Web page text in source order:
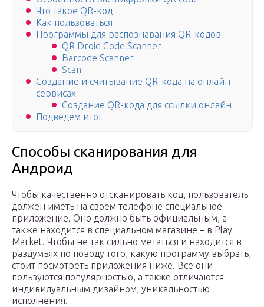
Что такое QR-код
Как пользоваться
Программы для распознавания QR-кодов
QR Droid Code Scanner
Barcode Scanner
Scan
Создание и считывание QR-кода на онлайн-
сервисах
Создание QR-кода для ссылки онлайн
Подведем итог
Способы сканирования для
Андроид
Чтобы качественно отсканировать код, пользователь
должен иметь на своем телефоне специальное
приложение. Оно должно быть официальным, а
также находится в специальном магазине – в Play
Market. Чтобы не так сильно метаться и находится в
раздумьях по поводу того, какую программу выбрать,
стоит посмотреть приложения ниже. Все они
пользуются популярностью, а также отличаются
индивидуальным дизайном, уникальностью
исполнения.